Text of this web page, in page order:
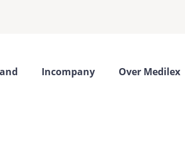
Incompany Over Medilex